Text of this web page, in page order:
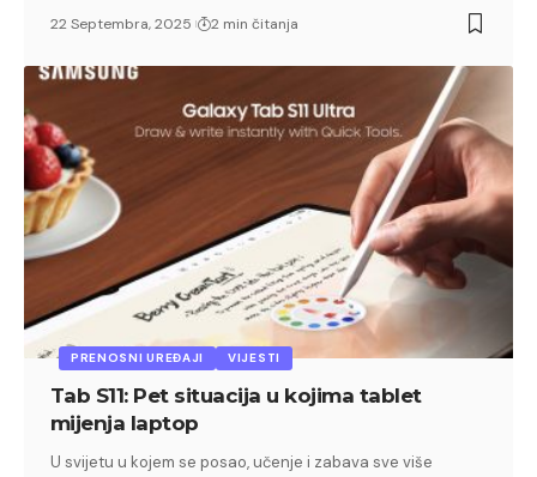
22 Septembra, 2025 2 min čitanja
PRENOSNI UREĐAJI VIJESTI
Tab S11: Pet situacija u kojima tablet
mijenja laptop
U svijetu u kojem se posao, učenje i zabava sve više